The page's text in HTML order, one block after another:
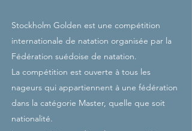
Stockholm Golden est une compétition
internationale de natation organisée par la
Fédération suédoise de natation.
La compétition est ouverte à tous les
nageurs qui appartiennent à une fédération
dans la catégorie Master, quelle que soit
nationalité.